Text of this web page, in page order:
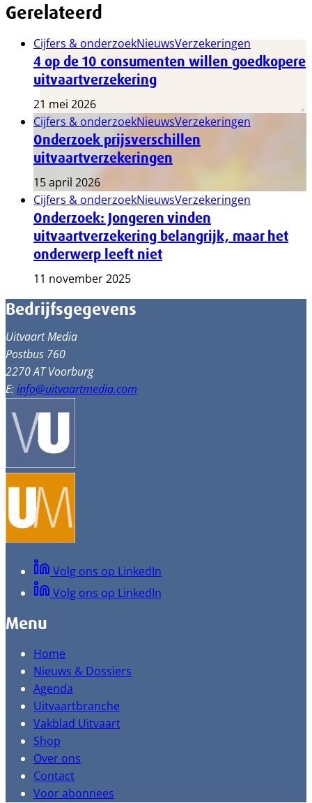
Gerelateerd
Cijfers & onderzoekNieuwsVerzekeringen
4 op de 10 consumenten willen goedkopere
uitvaartverzekering
21 mei 2026
Cijfers & onderzoekNieuwsVerzekeringen
Onderzoek prijsverschillen
uitvaartverzekeringen
15 april 2026
Cijfers & onderzoekNieuwsVerzekeringen
Onderzoek: Jongeren vinden
uitvaartverzekering belangrijk, maar het
onderwerp leeft niet
11 november 2025
Bedrijfsgegevens
Uitvaart Media
Postbus 760
2270 AT Voorburg
E:info@uitvaartmedia.com
Volg ons op LinkedIn
Volg ons op LinkedIn
Menu
Home
Nieuws & Dossiers
Agenda
Uitvaartbranche
Vakblad Uitvaart
Shop
Over ons
Contact
Voor abonnees